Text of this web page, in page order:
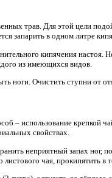
трав. Для этой цели
запарить в одном литре
кипячения настоя.
из имеющихся видов.
ноги. Очистить ступни от
– использование крепкой
свойствах.
неприятный запах ног,
чая, прокипятить в